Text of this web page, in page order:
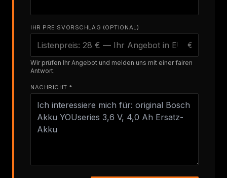
IHR PREISVORSCHLAG (OPTIONAL)
€
Wir prüfen Ihr Angebot und melden uns mit einer fairen
Antwort.
NACHRICHT *